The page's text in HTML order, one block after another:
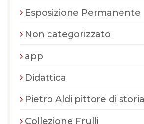
Esposizione Permanente
Non categorizzato
app
Didattica
Pietro Aldi pittore di storia
Collezione Frulli